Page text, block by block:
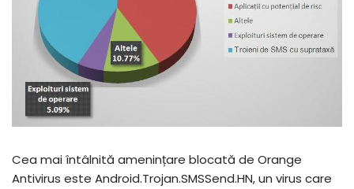
Cea mai întâlnită amenințare blocată de Orange
Antivirus este Android.Trojan.SMSSend.HN, un virus care